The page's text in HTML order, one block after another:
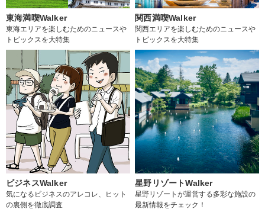
東海満喫Walker
東海エリアを楽しむためのニュースや
トピックスを大特集
関西満喫Walker
関西エリアを楽しむためのニュースや
トピックスを大特集
ビジネスWalker
気になるビジネスのアレコレ、ヒット
の裏側を徹底調査
星野リゾートWalker
星野リゾートが運営する多彩な施設の
最新情報をチェック！